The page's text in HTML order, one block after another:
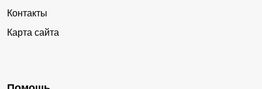
Контакты
Карта сайта